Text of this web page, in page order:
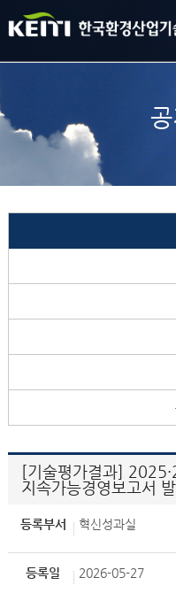
[기술평가결과]
지속가능경영보고서
등록부서 혁신성과실
등록일 2026-05-27